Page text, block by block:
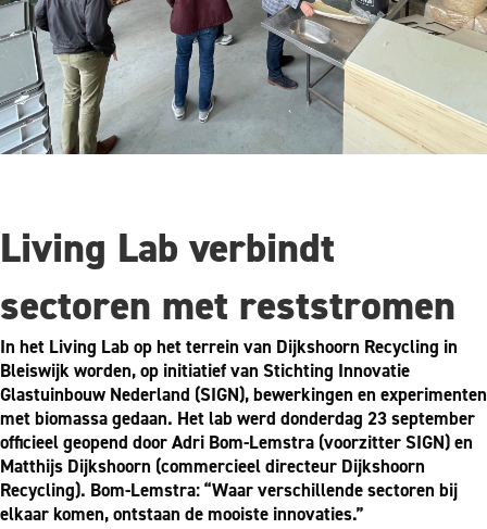
Living Lab verbindt
sectoren met reststromen
In het Living Lab op het terrein van Dijkshoorn Recycling in
Bleiswijk worden, op initiatief van Stichting Innovatie
Glastuinbouw Nederland (SIGN), bewerkingen en experimenten
met biomassa gedaan. Het lab werd donderdag 23 september
officieel geopend door Adri Bom-Lemstra (voorzitter SIGN) en
Matthijs Dijkshoorn (commercieel directeur Dijkshoorn
Recycling). Bom-Lemstra: “Waar verschillende sectoren bij
elkaar komen, ontstaan de mooiste innovaties.”